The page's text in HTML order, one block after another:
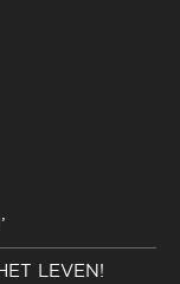
LEVEN!